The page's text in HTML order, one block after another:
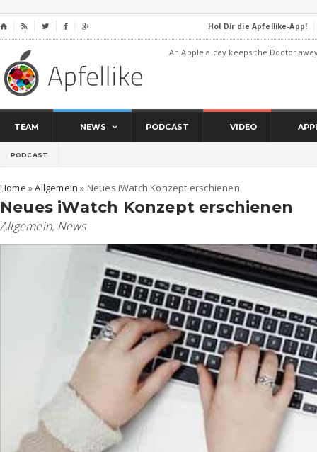
⌂     Hol Dir die Apfellike-App!
An Apple a day keeps the Doctor
TEAM NEWS PODCAST VIDEO
PODCAST
Home »Allgemein » Neues iWatch Konzept erschienen
Neues iWatch Konzept erschienen
Allgemein, News